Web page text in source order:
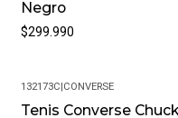
¿Cuál es la política de
productos, cuentan con
¿Puedo cambiar la talla
Negro
$299.990
132173C CONVERSE
Tenis Converse Chuck